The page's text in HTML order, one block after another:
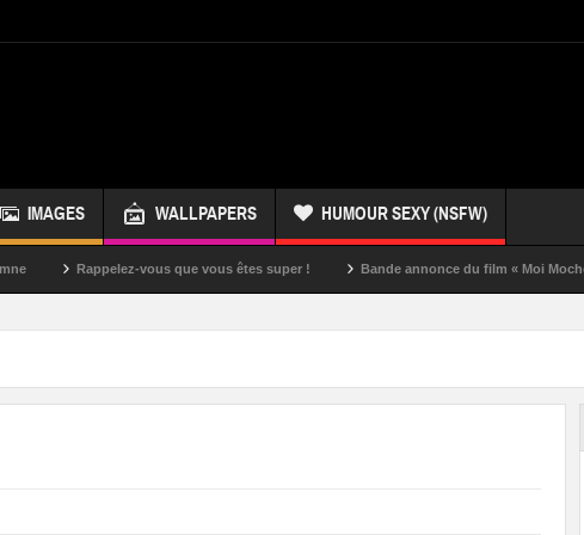
IMAGES WALLPAPERS HUMOUR SEXY (NSFW)
Rappelez-vous que vous êtes super ! Bande annonce du film « Moi Moche et